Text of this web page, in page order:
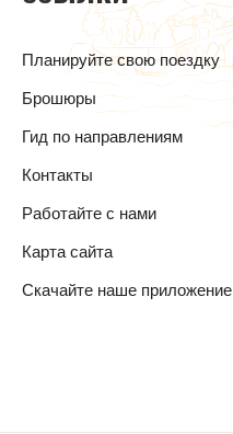
Планируйте свою поездку
Брошюры
Гид по направлениям
Контакты
Работайте с нами
Карта сайта
Скачайте наше приложение